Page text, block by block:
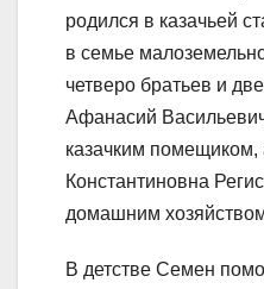
родился в казачьей
в семье
четверо братьев и
Афанасий
казачким помещиком,
Константиновна
домашним
В детстве Семен